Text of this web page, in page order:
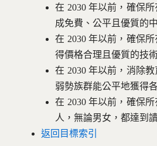
在 2030 年以前，確保
成免費、公平且優質的
在 2030 年以前，確保
得價格合理且優質的技
在 2030 年以前，消除
弱勢族群能公平地獲得
在 2030 年以前，確保
人，無論男女，都達到
返回目標索引